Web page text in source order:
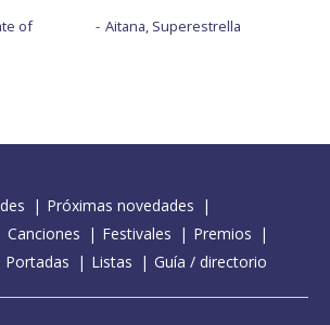
of Aitana, Superestrella
Próximas novedades
Canciones Festivales
Premios
Portadas Listas Guía / directorio